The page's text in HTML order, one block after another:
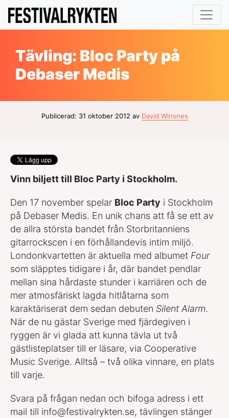
Tävling: Bloc Party på
Debaser Medis
Publicerad: 31 oktober 2012 av David Winsnes
Vinn biljett till Bloc Party i Stockholm.
Den 17 november spelar Bloc Party i Stockholm
på Debaser Medis. En unik chans att få se ett av
de allra största bandet från Storbritanniens
gitarrockscen i en förhållandevis intim miljö.
Londonkvartetten är aktuella med albumet Four
som släpptes tidigare i år, där bandet pendlar
mellan sina hårdaste stunder i karriären och de
mer atmosfäriskt lagda hitlåtarna som
karaktäriserat dem sedan debuten Silent Alarm.
När de nu gästar Sverige med fjärdegiven i
ryggen är vi glada att kunna tävla ut två
gästlisteplatser till er läsare, via Cooperative
Music Sverige. Alltså – två olika vinnare, en plats
till varje.
Svara på frågan nedan och bifoga adress i ett
mail till info@festivalrykten.se, tävlingen stänger